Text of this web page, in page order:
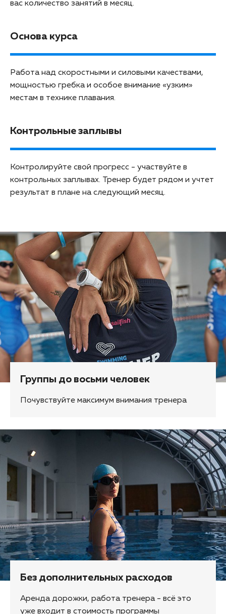
вас количество занятий в месяц.
Основа курса
Работа над скоростными и силовыми качествами,
мощностью гребка и особое внимание «узким»
местам в технике плавания.
Контрольные заплывы
Контролируйте свой прогресс - участвуйте в
контрольных заплывах. Тренер будет рядом и учтет
результат в плане на следующий месяц.
Группы до восьми человек
Почувствуйте максимум внимания тренера
Без дополнительных расходов
Аренда дорожки, работа тренера - всё это
уже входит в стоимость программы